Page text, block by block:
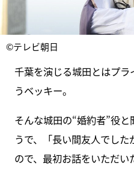
©テレビ朝日
千葉を演じる城田とはプ
うベッキー。
そんな城田の“婚約者”役
うで、「長い間友人でし
ので、最初お話をいただい